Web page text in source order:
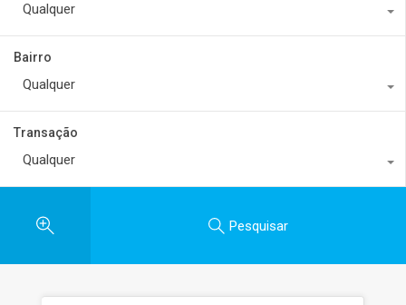
Qualquer
Bairro
Qualquer
Transação
Qualquer
Pesquisar